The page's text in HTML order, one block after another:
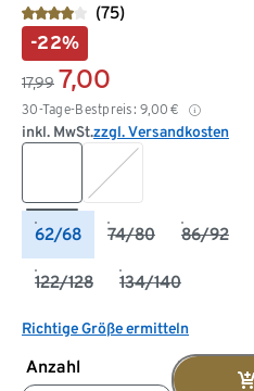
(75)
-22%
17,99 7,00
30-Tage-Bestpreis: 9,00 €
inkl. MwSt.zzgl. Versandkosten
62/68 74/80 86/92
122/128 134/140
Richtige Größe ermitteln
Anzahl